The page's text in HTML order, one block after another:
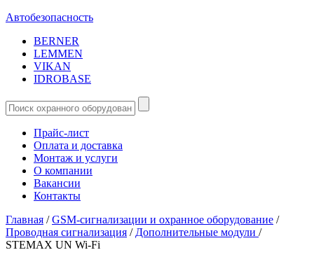
Автобезопасность
BERNER
LEMMEN
VIKAN
IDROBASE
Прайс-лист
Оплата и доставка
Монтаж и услуги
О компании
Вакансии
Контакты
Главная /GSM-сигнализации и охранное оборудование /
Проводная сигнализация / Дополнительные модули /
STEMAX UN Wi-Fi